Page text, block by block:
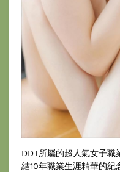
DDT所屬的超人氣女子
結10年職業生涯精華的紀